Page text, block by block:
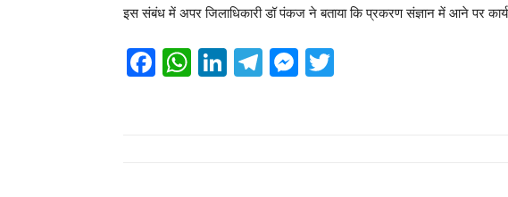
इस संबंध में अपर जिलाधिकारी डॉ पंकज ने बताया कि प्रकरण संज्ञान में आने पर
F
W
Li
T
M